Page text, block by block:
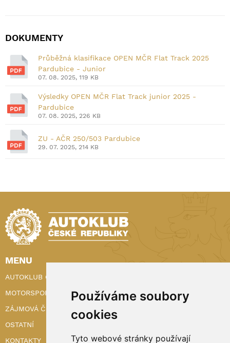
Používáme soubory
cookies
Tyto webové stránky používají
DOKUMENTY
Průběžná klasifikace OPEN MČR Flat Track 2025
Pardubice - Junior
07. 08. 2025, 119 KB
Výsledky OPEN MČR Flat Track junior 2025 -
Pardubice
07. 08. 2025, 226 KB
ZU - AČR 250/503 Pardubice
29. 07. 2025, 214 KB
MENU
AUTOKLUB ČR
MOTORSPORT
ZÁJMOVÁ ČINNOST
OSTATNÍ
KONTAKTY